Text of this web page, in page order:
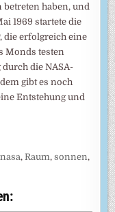
haben, und
1969 star­tete die
, die erfolg­reich eine
Monds testen
die NASA-
gibt es noch
Entste­hung und
nasa, Raum,sonnen,